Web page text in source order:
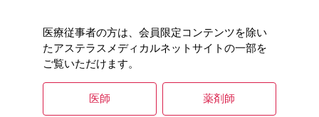
医療従事者の方は、会員限定コンテンツを除い
たアステラスメディカルネットサイトの一部を
ご覧いただけます。
医師 薬剤師